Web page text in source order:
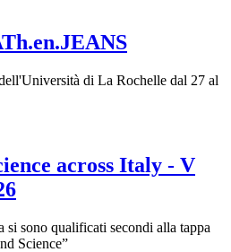
di La Rochelle dal 27 al
across Italy - V
si sono qualificati secondi alla tappa
Science”